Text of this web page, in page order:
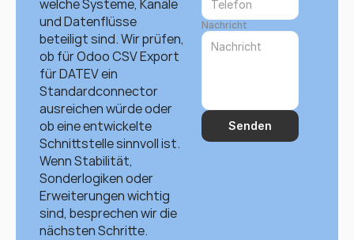
welche Systeme, Kanäle
und Datenflüsse
beteiligt sind. Wir prüfen,
ob für Odoo CSV Export
für DATEV ein
Standardconnector
ausreichen würde oder
ob eine entwickelte
Schnittstelle sinnvoll ist.
Wenn Stabilität,
Sonderlogiken oder
Erweiterungen wichtig
sind, besprechen wir die
nächsten Schritte.
Nachricht
Senden